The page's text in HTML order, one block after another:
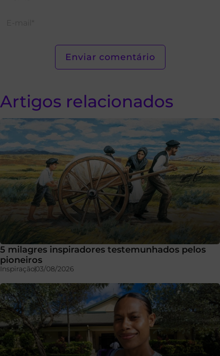
Artigos relacionados
5 milagres inspiradores testemunhados pelos
pioneiros
Inspiração03/08/2026